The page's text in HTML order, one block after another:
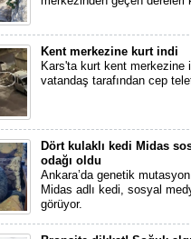
Kent merkezine kurt indi
Kars'ta kurt kent merkezine
vatandaş tarafından cep
Dört kulaklı kedi Midas
odağı oldu
Ankara’da genetik
Midas adlı kedi, sosyal
görüyor.